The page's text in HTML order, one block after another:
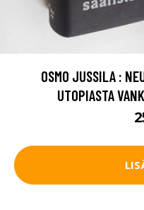
OSMO JUSSILA :
UTOPIASTA